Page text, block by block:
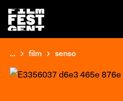
... film senso